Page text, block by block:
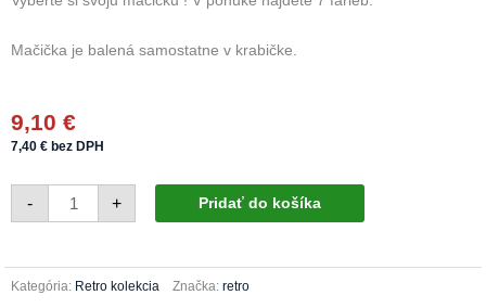
Mačička je balená samostatne v krabičke.
9,10 €
7,40 € bez DPH
-
množstvo
Sklenená
mačička
-
+ Pridať do košíka
Kategória: Retro kolekcia Značka: retro